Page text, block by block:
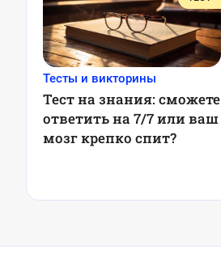
Тесты и викторины
Тест на знания: сможете
ответить на 7/7 или ваш
мозг крепко спит?